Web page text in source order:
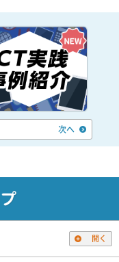
次へ
開く